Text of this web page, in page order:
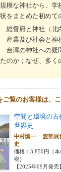
模な神社から、学
をまとめた初めて
総督府と神社（北
産業及び社会と神
台湾の神社への疑
のか；なぜ、多
ご覧のお客様は、
空間と環境の古
世界史
中村慎一 渡部
史
価格：3,850円（本
税）
【2025年09月発売